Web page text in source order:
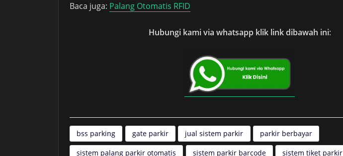
Baca juga: Palang Otomatis RFID
Hubungi kami via whatsapp klik link dibawah ini:
bss parking gate parkir jual sistem parkir parkir berbayar
sistem palang parkir otomatis sistem parkir barcode sistem tiket parkir